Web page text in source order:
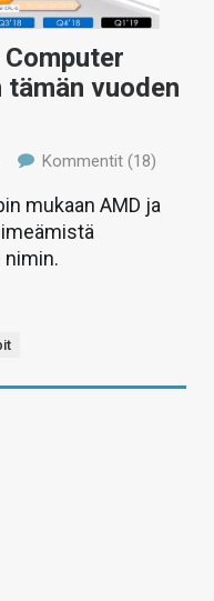
vuoden
Kommentit (18)
mukaan AMD ja